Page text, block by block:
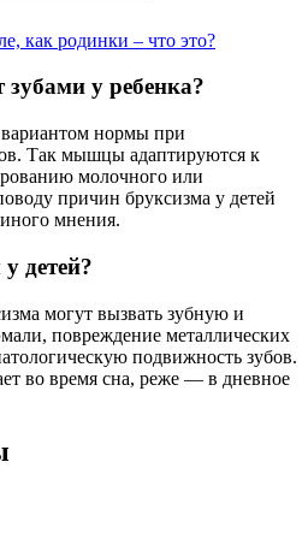
как родинки – что это?
зубами у ребенка?
вариантом нормы при
Так мышцы адаптируются к
молочного или
причин бруксизма у детей
мнения.
детей?
могут вызвать зубную и
повреждение металлических
подвижность зубов.
во время сна, реже — в дневное